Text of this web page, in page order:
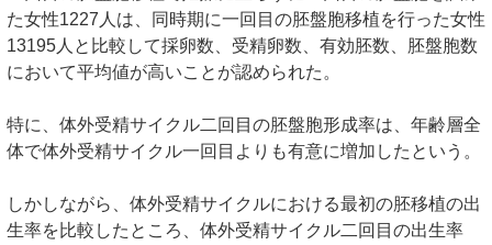
た女性1227人は、同時期に一回目の胚盤胞移植を行った女性
13195人と比較して採卵数、受精卵数、有効胚数、胚盤胞数
において平均値が高いことが認められた。
特に、体外受精サイクル二回目の胚盤胞形成率は、年齢層全
体で体外受精サイクル一回目よりも有意に増加したという。
しかしながら、体外受精サイクルにおける最初の胚移植の出
生率を比較したところ、体外受精サイクル二回目の出生率